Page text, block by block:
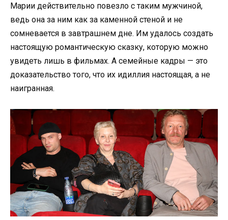
Марии действительно повезло с таким мужчиной,
ведь она за ним как за каменной стеной и не
сомневается в завтрашнем дне. Им удалось создать
настоящую романтическую сказку, которую можно
увидеть лишь в фильмах. А семейные кадры — это
доказательство того, что их идиллия настоящая, а не
наигранная.